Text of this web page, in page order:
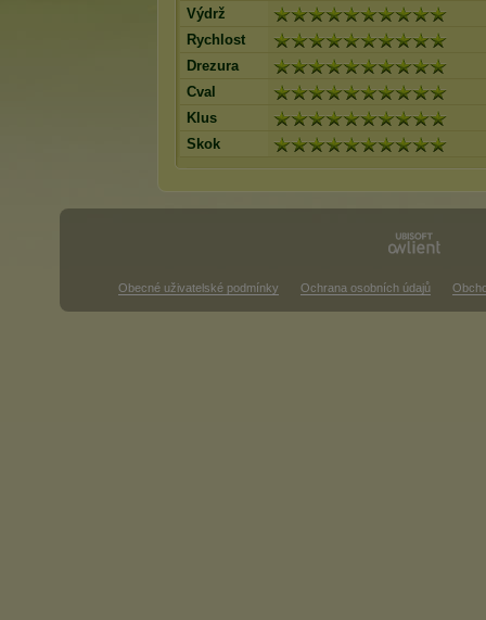
Výdrž
Rychlost
Drezura
Cval
Klus
Skok
Obecné uživatelské podmínky Ochrana osobních údajů